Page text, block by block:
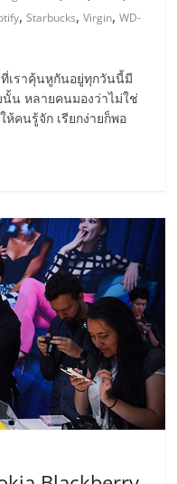
,Starbucks,Virgin,WD-
เราคุ้นหูกันอยู่ทุกวันนี้มี
น หลายคนมองว่าไม่ใช่
คนรู้จัก เรียกง่ายก็พอ